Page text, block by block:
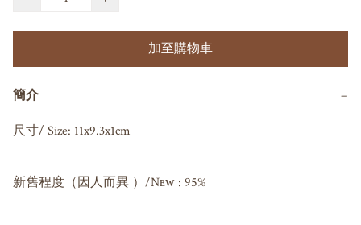
加至購物車
簡介 −
尺寸/ Size: 11x9.3x1cm
新舊程度（因人而異 ）/Nᴇᴡ : 95%